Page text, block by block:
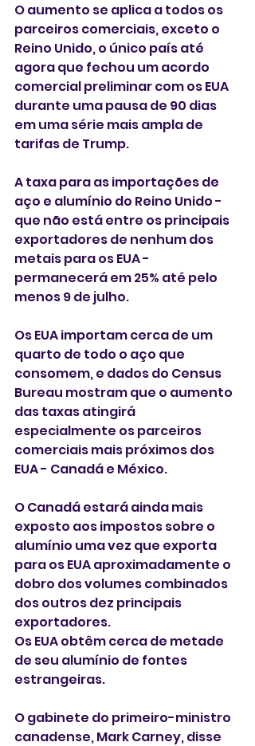
O aumento se aplica a todos os
parceiros comerciais, exceto o
Reino Unido, o único país até
agora que fechou um acordo
comercial preliminar com os EUA
durante uma pausa de 90 dias
em uma série mais ampla de
tarifas de Trump.
A taxa para as importações de
aço e alumínio do Reino Unido -
que não está entre os principais
exportadores de nenhum dos
metais para os EUA -
permanecerá em 25% até pelo
menos 9 de julho.
Os EUA importam cerca de um
quarto de todo o aço que
consomem, e dados do Census
Bureau mostram que o aumento
das taxas atingirá
especialmente os parceiros
comerciais mais próximos dos
EUA - Canadá e México.
O Canadá estará ainda mais
exposto aos impostos sobre o
alumínio uma vez que exporta
para os EUA aproximadamente o
dobro dos volumes combinados
dos outros dez principais
exportadores.
Os EUA obtêm cerca de metade
de seu alumínio de fontes
estrangeiras.
O gabinete do primeiro-ministro
canadense, Mark Carney, disse